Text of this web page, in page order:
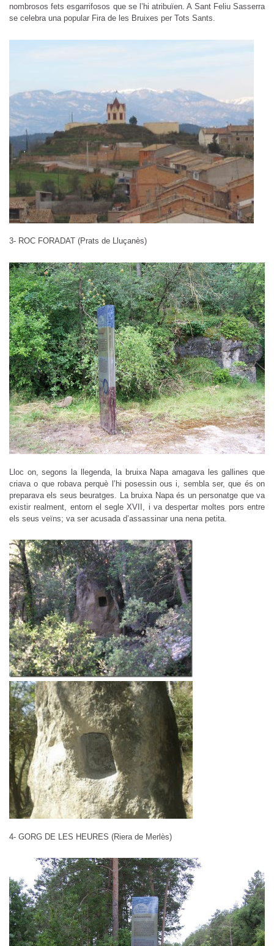
nombrosos fets esgarrifosos que se l’hi atribuïen. A Sant Feliu Sasserra
se celebra una popular Fira de les Bruixes per Tots Sants.
3- ROC FORADAT (Prats de Lluçanès)
Lloc on, segons la llegenda, la bruixa Napa amagava les gallines que
criava o que robava perquè l’hi posessin ous i, sembla ser, que és on
preparava els seus beuratges. La bruixa Napa és un personatge que va
existir realment, entorn el segle XVII, i va despertar moltes pors entre
els seus veïns; va ser acusada d’assassinar una nena petita.
4- GORG DE LES HEURES (Riera de Merlès)